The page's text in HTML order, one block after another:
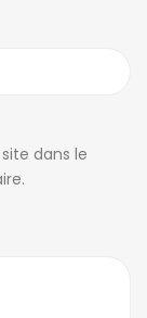
dans le